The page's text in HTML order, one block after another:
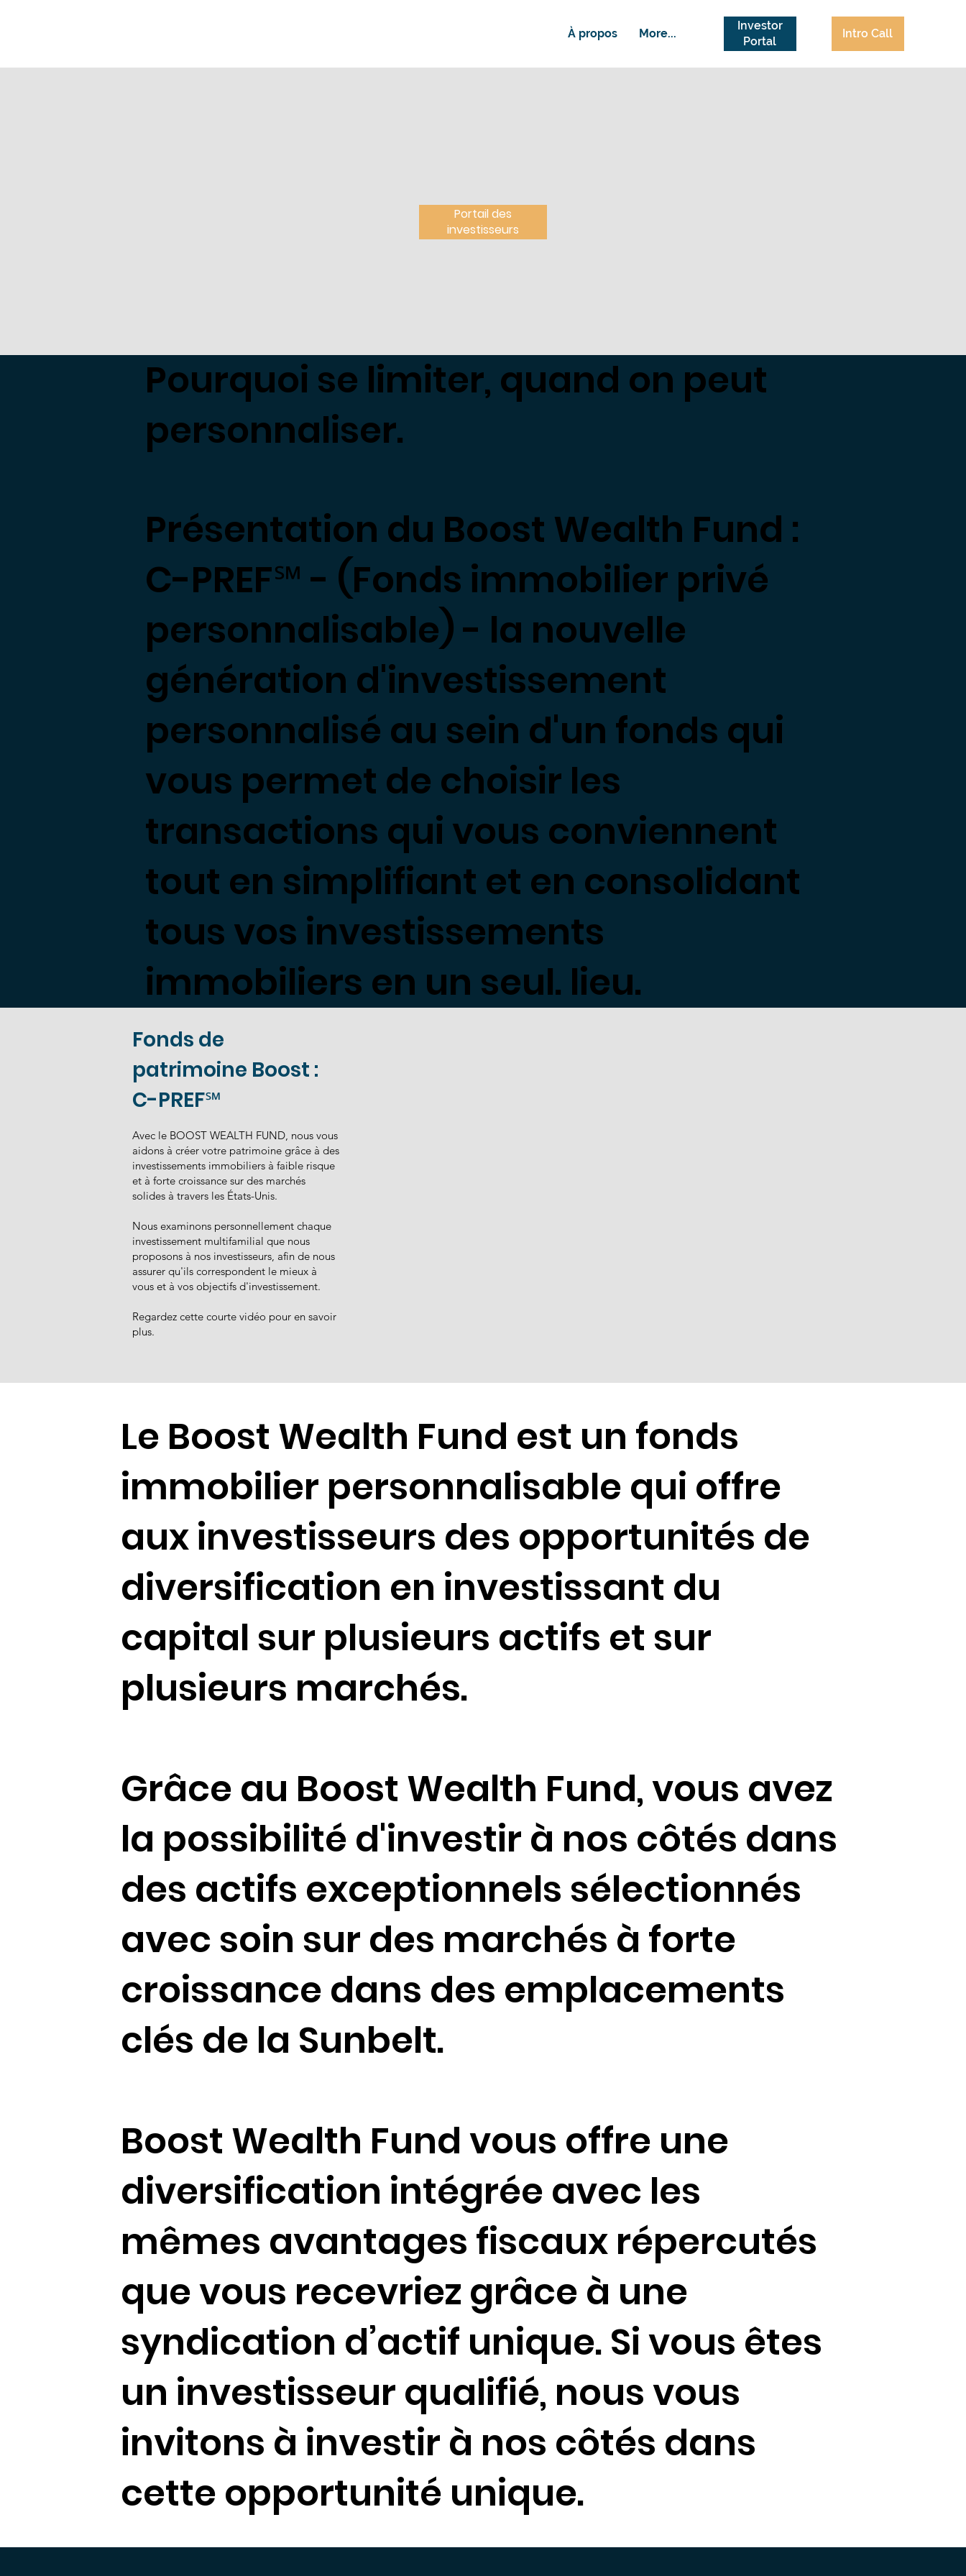
À propos More...
Investor
Portal
Intro Call
Portail des
investisseurs
Fonds de
patrimoine Boost :
C-PREF℠
Avec le BOOST WEALTH FUND, nous vous
aidons à créer votre patrimoine grâce à des
investissements immobiliers à faible risque
et à forte croissance sur des marchés
solides à travers les États-Unis.
Nous examinons personnellement chaque
investissement multifamilial que nous
proposons à nos investisseurs, afin de nous
assurer qu'ils correspondent le mieux à
vous et à vos objectifs d'investissement.
Regardez cette courte vidéo pour en savoir
plus.
Pourquoi se limiter, quand on peut
personnaliser.
Présentation du Boost Wealth Fund :
C-PREF℠ - (Fonds immobilier privé
personnalisable) - la nouvelle
génération d'investissement
personnalisé au sein d'un fonds qui
vous permet de choisir les
transactions qui vous conviennent
tout en simplifiant et en consolidant
tous vos investissements
immobiliers en un seul. lieu.
Le Boost Wealth Fund est un fonds
immobilier personnalisable qui offre
aux investisseurs des opportunités de
diversification en investissant du
capital sur plusieurs actifs et sur
plusieurs marchés.
Grâce au Boost Wealth Fund, vous avez
la possibilité d'investir à nos côtés dans
des actifs exceptionnels sélectionnés
avec soin sur des marchés à forte
croissance dans des emplacements
clés de la Sunbelt.
Boost Wealth Fund vous offre une
diversification intégrée avec les
mêmes avantages fiscaux répercutés
que vous recevriez grâce à une
syndication d’actif unique. Si vous êtes
un investisseur qualifié, nous vous
invitons à investir à nos côtés dans
cette opportunité unique.